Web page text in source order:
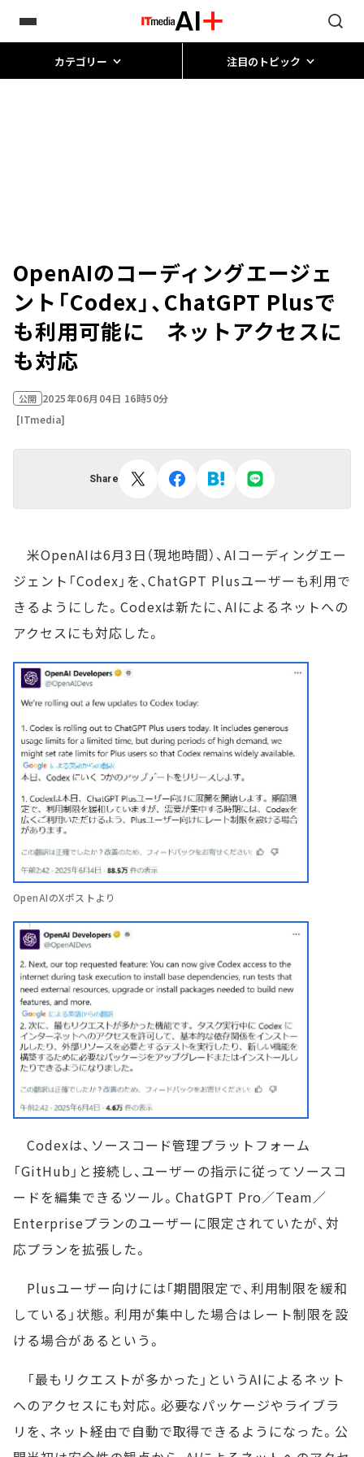
カテゴリー 注目のトピック
OpenAIのコーディングエージェ
ント「Codex」、ChatGPT Plusで
も利用可能に ネットアクセスに
も対応
公開 2025年06月04日 16時50分
[ITmedia]
Share
米OpenAIは6月3日（現地時間）、AIコーディングエー
ジェント「Codex」を、ChatGPT Plusユーザーも利用で
きるようにした。Codexは新たに、AIによるネットへの
アクセスにも対応した。
OpenAIのXポストより
Codexは、ソースコード管理プラットフォーム
「GitHub」と接続し、ユーザーの指示に従ってソースコ
ードを編集できるツール。ChatGPT Pro／Team／
Enterpriseプランのユーザーに限定されていたが、対
応プランを拡張した。
Plusユーザー向けには「期間限定で、利用制限を緩和
している」状態。利用が集中した場合はレート制限を設
ける場合があるという。
「最もリクエストが多かった」というAIによるネット
へのアクセスにも対応。必要なパッケージやライブラ
リを、ネット経由で自動で取得できるようになった。公